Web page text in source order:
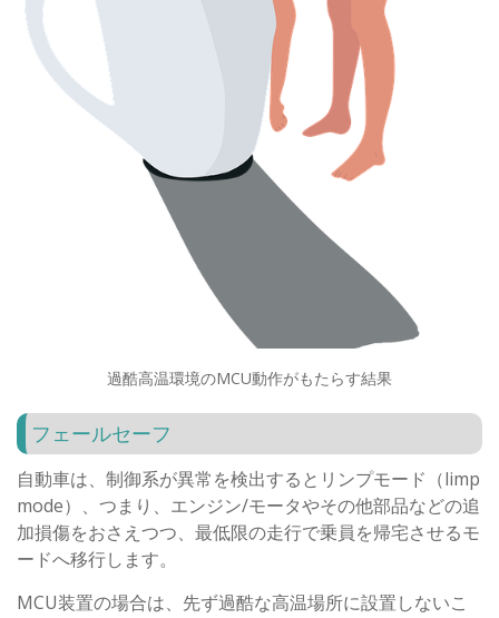
過酷高温環境のMCU動作がもたらす結果
フェールセーフ
自動車は、制御系が異常を検出するとリンプモード（limp
mode）、つまり、エンジン/モータやその他部品などの追
加損傷をおさえつつ、最低限の走行で乗員を帰宅させるモ
ードへ移行します。
MCU装置の場合は、先ず過酷な高温場所に設置しないこ